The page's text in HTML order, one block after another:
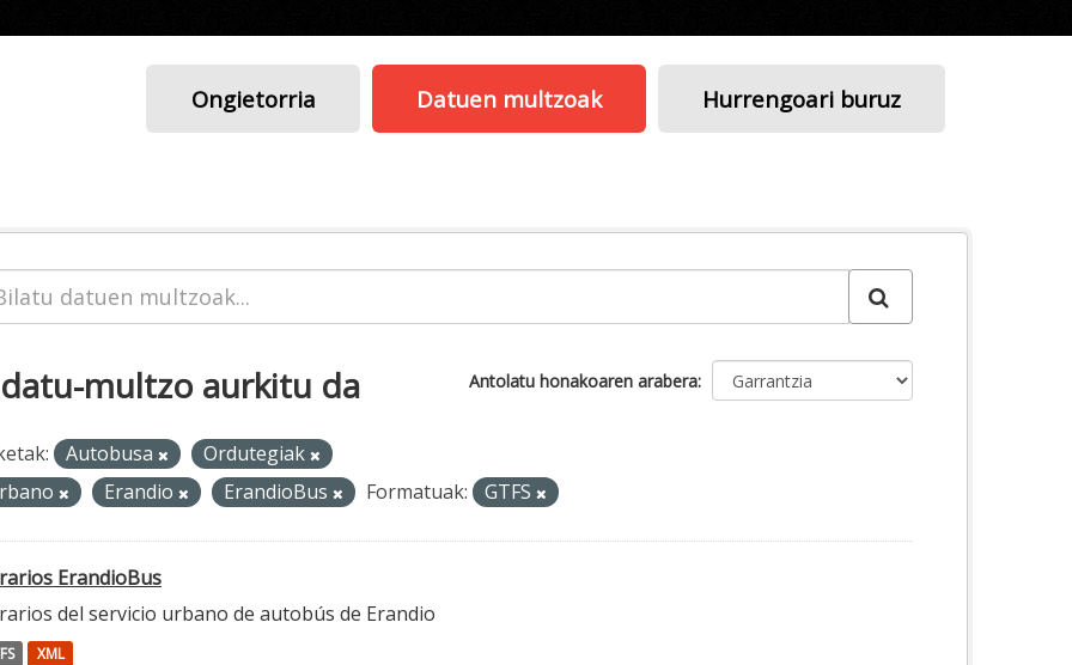
Ongietorria Datuen multzoak Hurrengoari buruz
Antolatu honakoaren arabera
multzo aurkitu da
Autobusa
Ordutegiak
Erandio ErandioBus Formatuak: GTFS
ErandioBus
del servicio urbano de autobús de Erandio
XML